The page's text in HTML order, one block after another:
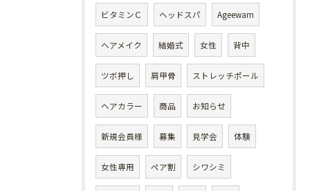
ビタミンＣ ヘッドスパ Ageewam
ヘアメイク 結婚式 女性 背中
ツボ押し 肩甲骨 ストレッチポール
ヘアカラー 商品 お知らせ
新規会員様 募集 見学会 体験
女性専用 ペア割 シワシミ